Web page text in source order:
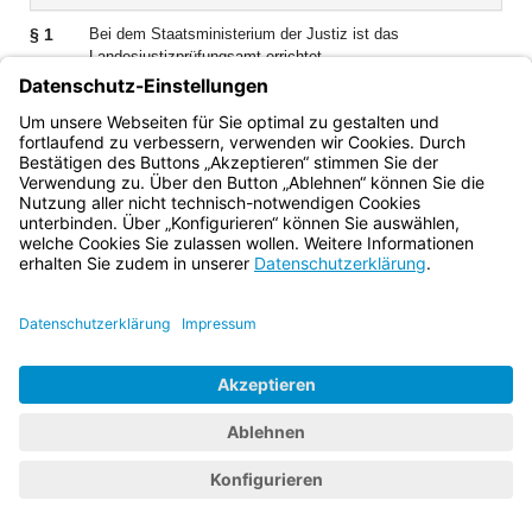
§ 1
Bei dem Staatsministerium der Justiz ist das
Landesjustizprüfungsamt errichtet.
Bayern.de
BayernPortal
Datenschutz
Impressum
Hilfe
Kontrastwechsel